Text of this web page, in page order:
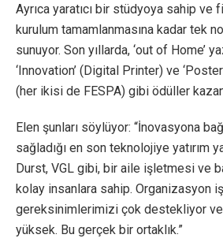
Ayrıca yaratıcı bir stüdyoya sahip
kurulum tamamlanmasına kadar tek
sunuyor. Son yıllarda, ‘out of Home’
‘Innovation’ (Digital Printer) ve
(her ikisi de FESPA) gibi ödüller
Elen şunları söylüyor: “İnovasyona
sağladığı en son teknolojiye yatırım
Durst, VGL gibi, bir aile işletmesi ve
kolay insanlara sahip. Organizasyon
gereksinimlerimizi çok destekliyor
yüksek. Bu gerçek bir ortaklık.”